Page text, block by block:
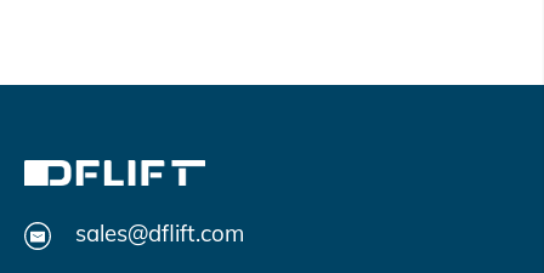
sales@dflift.com